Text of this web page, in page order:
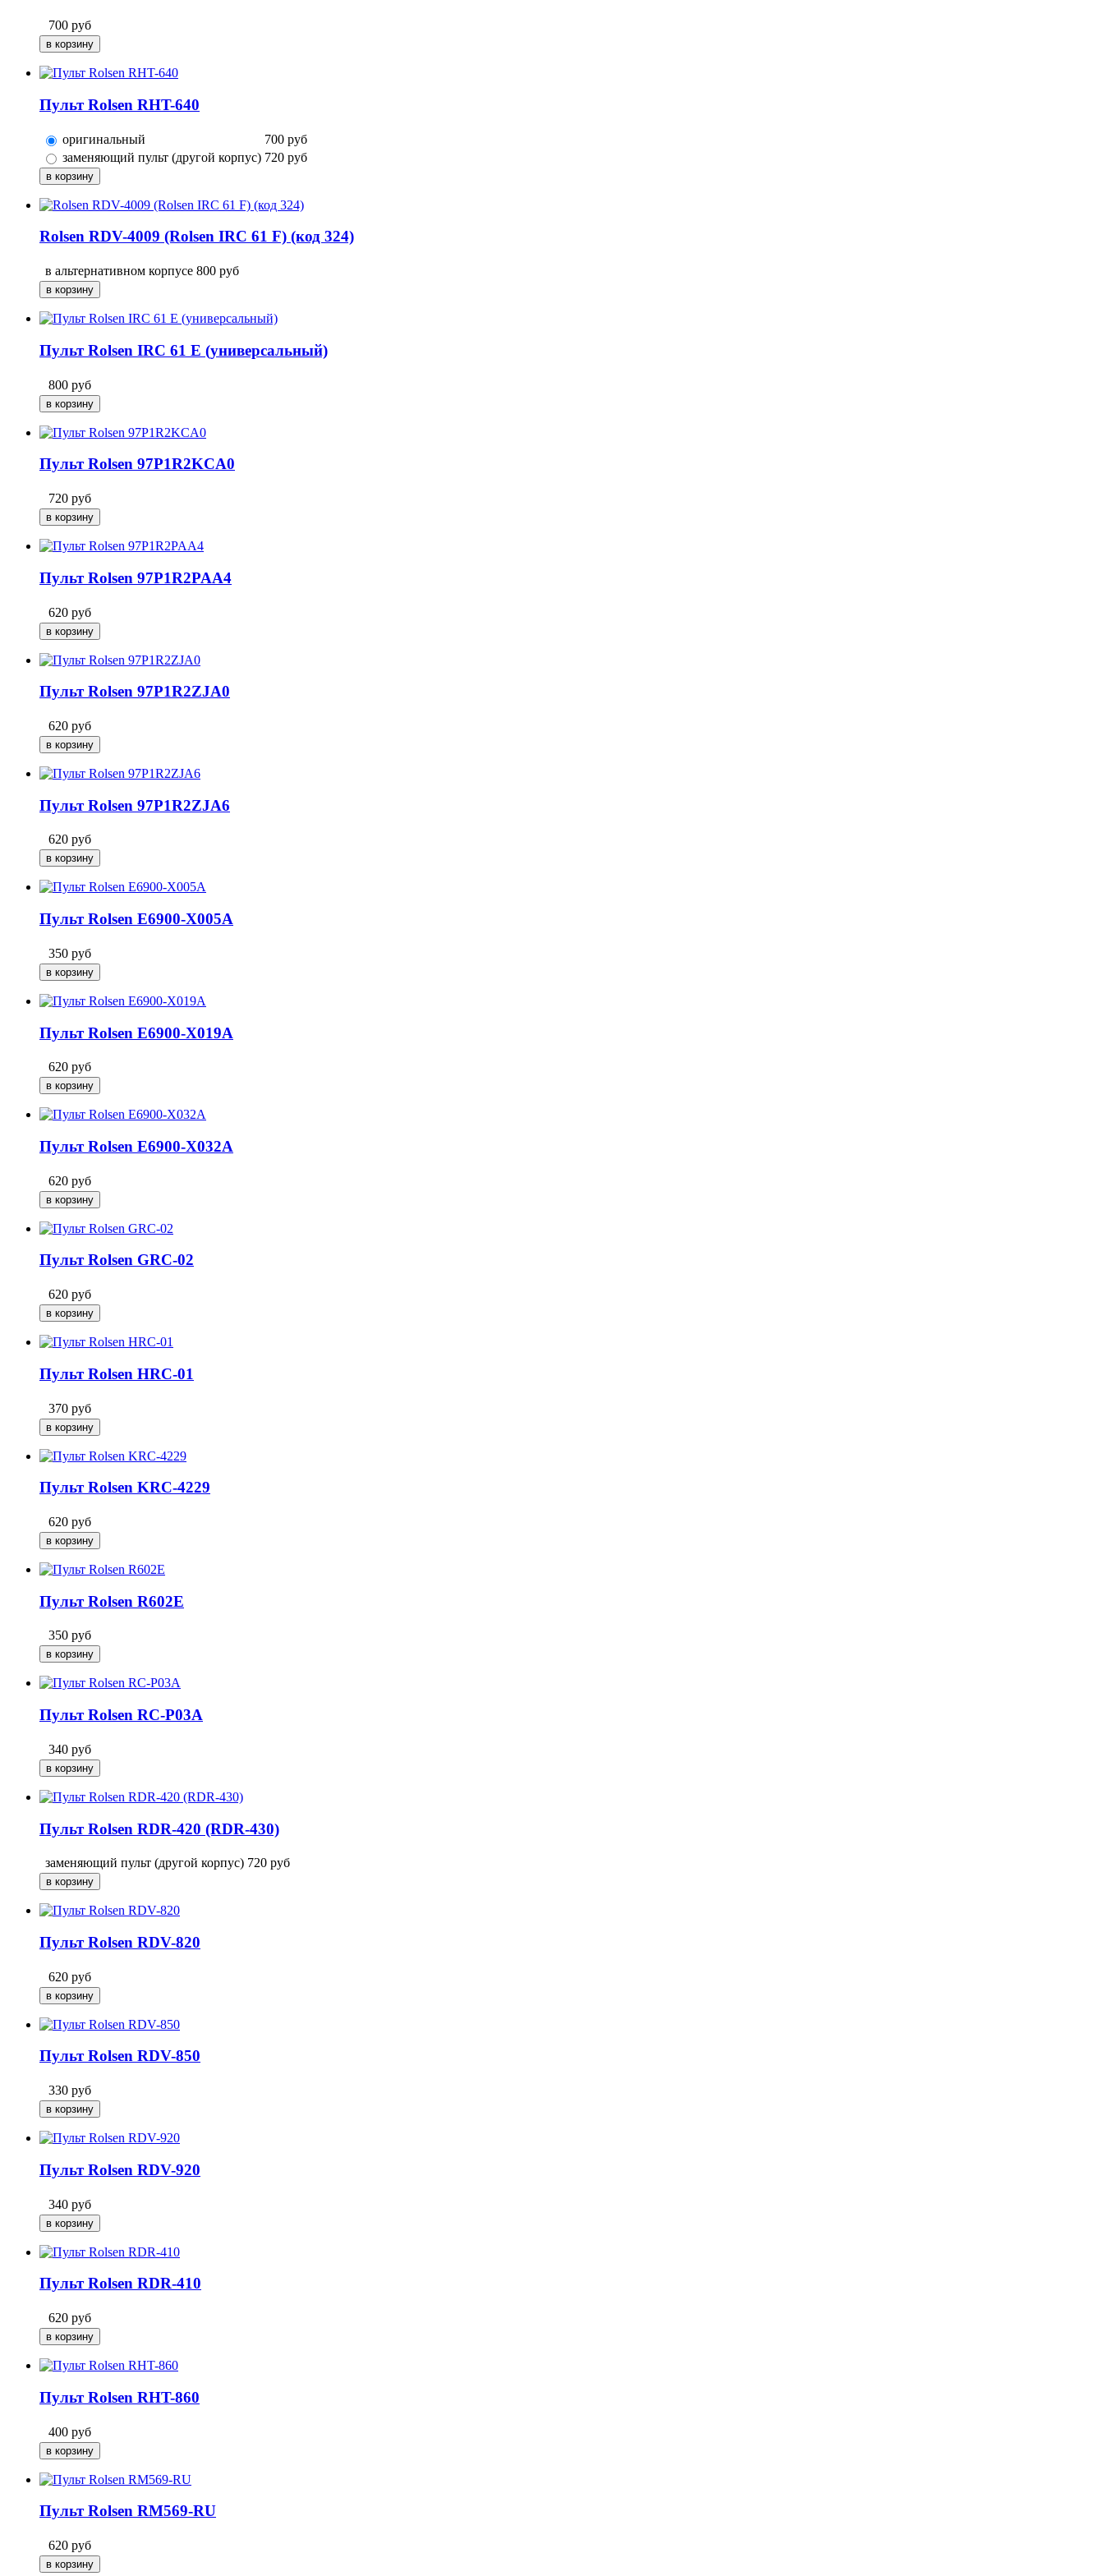
700 руб
Пульт Rolsen RHT-640
оригинальный 700 руб
заменяющий пульт (другой корпус) 720 руб
Rolsen RDV-4009 (Rolsen IRC 61 F) (код 324)
в альтернативном корпусе 800 руб
Пульт Rolsen IRC 61 E (универсальный)
800 руб
Пульт Rolsen 97P1R2KCA0
720 руб
Пульт Rolsen 97P1R2PAA4
620 руб
Пульт Rolsen 97P1R2ZJA0
620 руб
Пульт Rolsen 97P1R2ZJA6
620 руб
Пульт Rolsen E6900-X005A
350 руб
Пульт Rolsen E6900-X019A
620 руб
Пульт Rolsen E6900-X032A
620 руб
Пульт Rolsen GRC-02
620 руб
Пульт Rolsen HRC-01
370 руб
Пульт Rolsen KRC-4229
620 руб
Пульт Rolsen R602E
350 руб
Пульт Rolsen RC-P03A
340 руб
Пульт Rolsen RDR-420 (RDR-430)
заменяющий пульт (другой корпус) 720 руб
Пульт Rolsen RDV-820
620 руб
Пульт Rolsen RDV-850
330 руб
Пульт Rolsen RDV-920
340 руб
Пульт Rolsen RDR-410
620 руб
Пульт Rolsen RHT-860
400 руб
Пульт Rolsen RM569-RU
620 руб